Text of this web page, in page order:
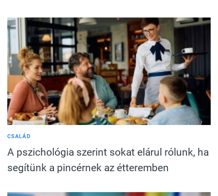
CSALÁD
A pszichológia szerint sokat elárul rólunk, ha
segítünk a pincérnek az étteremben